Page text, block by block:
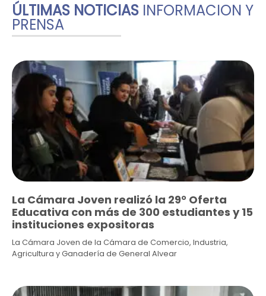
ÚLTIMAS NOTICIAS INFORMACION Y
PRENSA
La Cámara Joven realizó la 29° Oferta
Educativa con más de 300 estudiantes y 15
instituciones expositoras
La Cámara Joven de la Cámara de Comercio, Industria,
Agricultura y Ganadería de General Alvear